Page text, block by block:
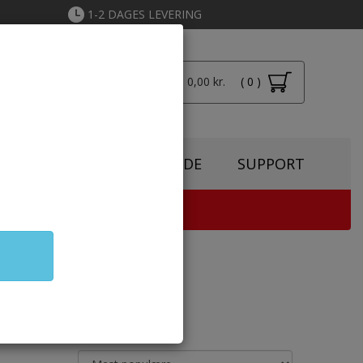
1-2 DAGES LEVERING
Total: 0,00 kr.
( 0 )
TONERGUIDE SUPPORT